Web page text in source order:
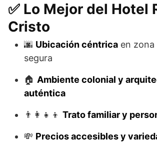
✅ Lo Mejor del Hotel
Cristo
🌆 Ubicación céntrica en
segura
🏠 Ambiente colonial y
auténtica
👨‍👩‍👧‍👦 Trato familiar y
💸 Precios accesibles y